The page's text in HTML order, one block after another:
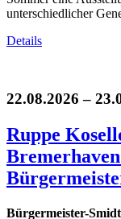
unterschiedlicher
Details
22.08.2026 –
Ruppe
Bürgermeister-